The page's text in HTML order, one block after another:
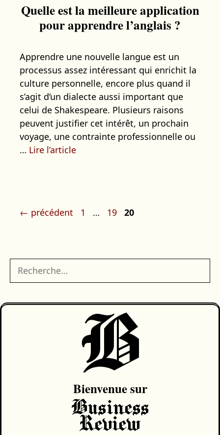
Quelle est la meilleure application
pour apprendre l’anglais ?
Apprendre une nouvelle langue est un
processus assez intéressant qui enrichit la
culture personnelle, encore plus quand il
s’agit d’un dialecte aussi important que
celui de Shakespeare. Plusieurs raisons
peuvent justifier cet intérêt, un prochain
voyage, une contrainte professionnelle ou
… Lire l’article
Navigation
← précédent Page
1 … Page
19 Page
20
Rechercher :
B
Bienvenue sur
Business
Review